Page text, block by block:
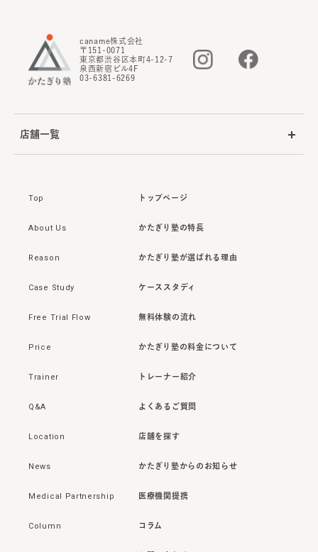
caname株式会社
〒151-0071
東京都渋谷区本町4-12-7
泉西新宿ビル4F
03-6381-6269
店舗一覧
Top トップページ
About Us かたぎり塾の特長
Reason かたぎり塾が選ばれる理由
Case Study ケーススタディ
Free Trial Flow 無料体験の流れ
Price かたぎり塾の料金について
Trainer トレーナー紹介
Q&A よくあるご質問
Location 店舗を探す
News かたぎり塾からのお知らせ
Medical Partnership 医療機関提携
Column コラム